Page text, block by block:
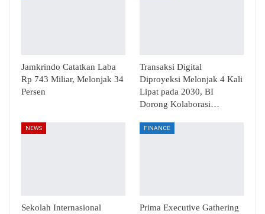
Jamkrindo Catatkan Laba
Rp 743 Miliar, Melonjak 34
Persen
Transaksi Digital
Diproyeksi Melonjak 4 Kali
Lipat pada 2030, BI
Dorong Kolaborasi…
NEWS
Sekolah Internasional
FINANCE
Prima Executive Gathering